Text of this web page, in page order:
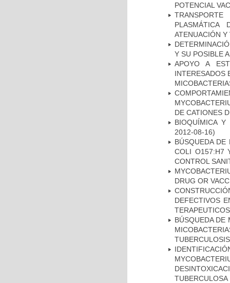
POTENCIAL
PLASMÁTICA
ATENUACIÓN Y
Y SU POSIBLE
APOYO A
INTERESADOS
DE CATIONES
BIOQUÍMICA Y
2012-08-16)
BÚSQUEDA DE
COLI O157:H7
CONTROL
DRUG OR
DEFECTIVOS
BÚSQUEDA DE
TUBERCULOSA